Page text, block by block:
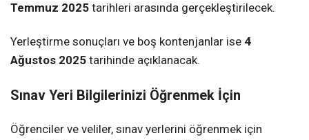
Temmuz 2025 tarihleri arasında gerçekleştirilecek.
Yerleştirme sonuçları ve boş kontenjanlar ise 4
Ağustos 2025 tarihinde açıklanacak.
Sınav Yeri Bilgilerinizi Öğrenmek İçin
Öğrenciler ve veliler, sınav yerlerini öğrenmek için